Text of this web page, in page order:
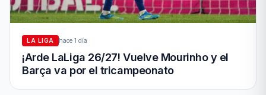
LA LIGA hace 1 día
¡Arde LaLiga 26/27! Vuelve Mourinho y el
Barça va por el tricampeonato